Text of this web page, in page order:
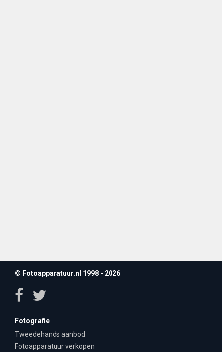
© Fotoapparatuur.nl 1998 - 2026
Fotografie
Tweedehands aanbod
Fotoapparatuur verkopen